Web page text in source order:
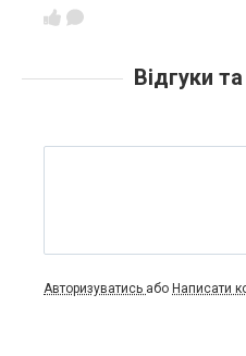
Відгуки
Авторизуватись або Написати